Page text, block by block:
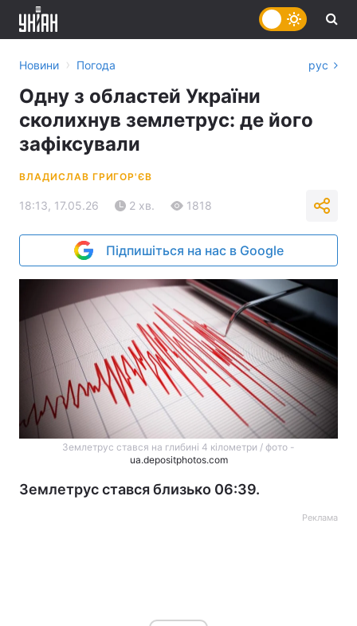
Новини › Погода рус
Одну з областей України
сколихнув землетрус: де його
зафіксували
ВЛАДИСЛАВ ГРИГОР'ЄВ
18:13, 17.05.26 2 хв. 1818
Підпишіться на нас в Google
Землетрус стався на глибині 4 кілометри / фото -
ua.depositphotos.com
Землетрус стався близько 06:39.
Реклама